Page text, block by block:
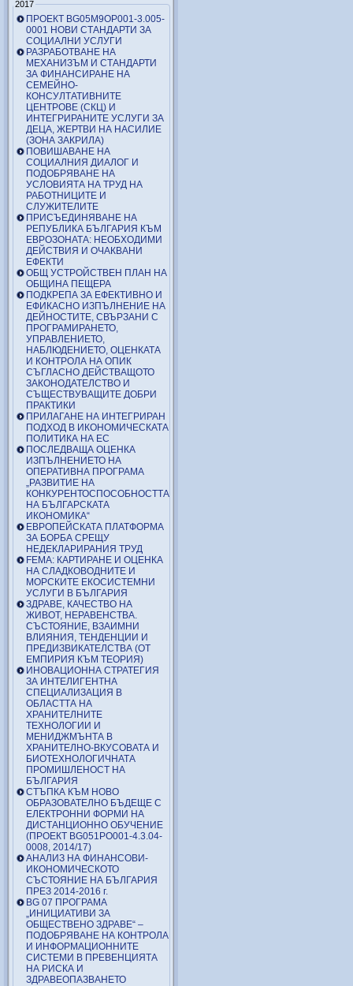
2017
ПРОЕКТ BG05M9OP001-3.005-
0001 НОВИ СТАНДАРТИ ЗА
СОЦИАЛНИ УСЛУГИ
РАЗРАБОТВАНЕ НА
МЕХАНИЗЪМ И СТАНДАРТИ
ЗА ФИНАНСИРАНЕ НА
СЕМЕЙНО-
КОНСУЛТАТИВНИТЕ
ЦЕНТРОВЕ (СКЦ) И
ИНТЕГРИРАНИТЕ УСЛУГИ ЗА
ДЕЦА, ЖЕРТВИ НА НАСИЛИЕ
(ЗОНА ЗАКРИЛА)
ПОВИШАВАНЕ НА
СОЦИАЛНИЯ ДИАЛОГ И
ПОДОБРЯВАНЕ НА
УСЛОВИЯТА НА ТРУД НА
РАБОТНИЦИТЕ И
СЛУЖИТЕЛИТЕ
ПРИСЪЕДИНЯВАНЕ НА
РЕПУБЛИКА БЪЛГАРИЯ КЪМ
ЕВРОЗОНАТА: НЕОБХОДИМИ
ДЕЙСТВИЯ И ОЧАКВАНИ
ЕФЕКТИ
ОБЩ УСТРОЙСТВЕН ПЛАН НА
ОБЩИНА ПЕЩЕРА
ПОДКРЕПА ЗА ЕФЕКТИВНО И
ЕФИКАСНО ИЗПЪЛНЕНИЕ НА
ДЕЙНОСТИТЕ, СВЪРЗАНИ С
ПРОГРАМИРАНЕТО,
УПРАВЛЕНИЕТО,
НАБЛЮДЕНИЕТО, ОЦЕНКАТА
И КОНТРОЛА НА ОПИК
СЪГЛАСНО ДЕЙСТВАЩОТО
ЗАКОНОДАТЕЛСТВО И
СЪЩЕСТВУВАЩИТЕ ДОБРИ
ПРАКТИКИ
ПРИЛАГАНЕ НА ИНТЕГРИРАН
ПОДХОД В ИКОНОМИЧЕСКАТА
ПОЛИТИКА НА ЕС
ПОСЛЕДВАЩА ОЦЕНКА
ИЗПЪЛНЕНИЕТО НА
ОПЕРАТИВНА ПРОГРАМА
„РАЗВИТИЕ НА
КОНКУРЕНТОСПОСОБНОСТТА
НА БЪЛГАРСКАТА
ИКОНОМИКА“
ЕВРОПЕЙСКАТА ПЛАТФОРМА
ЗА БОРБА СРЕЩУ
НЕДЕКЛАРИРАНИЯ ТРУД
FEMA: КАРТИРАНЕ И ОЦЕНКА
НА СЛАДКОВОДНИТЕ И
МОРСКИТЕ ЕКОСИСТЕМНИ
УСЛУГИ В БЪЛГАРИЯ
ЗДРАВЕ, КАЧЕСТВО НА
ЖИВОТ, НЕРАВЕНСТВА.
СЪСТОЯНИЕ, ВЗАИМНИ
ВЛИЯНИЯ, ТЕНДЕНЦИИ И
ПРЕДИЗВИКАТЕЛСТВА (ОТ
ЕМПИРИЯ КЪМ ТЕОРИЯ)
ИНОВАЦИОННА СТРАТЕГИЯ
ЗА ИНТЕЛИГЕНТНА
СПЕЦИАЛИЗАЦИЯ В
ОБЛАСТТА НА
ХРАНИТЕЛНИТЕ
ТЕХНОЛОГИИ И
МЕНИДЖМЪНТА В
ХРАНИТЕЛНО-ВКУСОВАТА И
БИОТЕХНОЛОГИЧНАТА
ПРОМИШЛЕНОСТ НА
БЪЛГАРИЯ
СТЪПКА КЪМ НОВО
ОБРАЗОВАТЕЛНО БЪДЕЩЕ С
ЕЛЕКТРОННИ ФОРМИ НА
ДИСТАНЦИОННО ОБУЧЕНИЕ
(ПРОЕКТ BG051PO001-4.3.04-
0008, 2014/17)
АНАЛИЗ НА ФИНАНСОВИ-
ИКОНОМИЧЕСКОТО
СЪСТОЯНИЕ НА БЪЛГАРИЯ
ПРЕЗ 2014-2016 г.
BG 07 ПРОГРАМА
„ИНИЦИАТИВИ ЗА
ОБЩЕСТВЕНО ЗДРАВЕ“ –
ПОДОБРЯВАНЕ НА КОНТРОЛА
И ИНФОРМАЦИОННИТЕ
СИСТЕМИ В ПРЕВЕНЦИЯТА
НА РИСКА И
ЗДРАВЕОПАЗВАНЕТО